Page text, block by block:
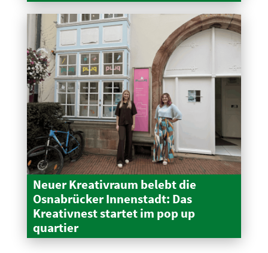
Neuer Kreativraum belebt die
Osnabrücker Innen­stadt: Das
Kreativnest startet im pop up
quartier